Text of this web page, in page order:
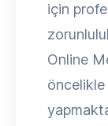
için
Online
öncelikle